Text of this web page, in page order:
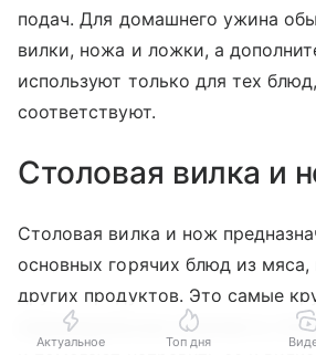
подач. Для домашнего ужина
вилки, ножа и ложки, а
используют только для тех
соответствуют.
Столовая вилка и
Столовая вилка и нож
основных горячих блюд из
других продуктов. Это самые
индивидуальном комплекте.
Актуальное Топ дня